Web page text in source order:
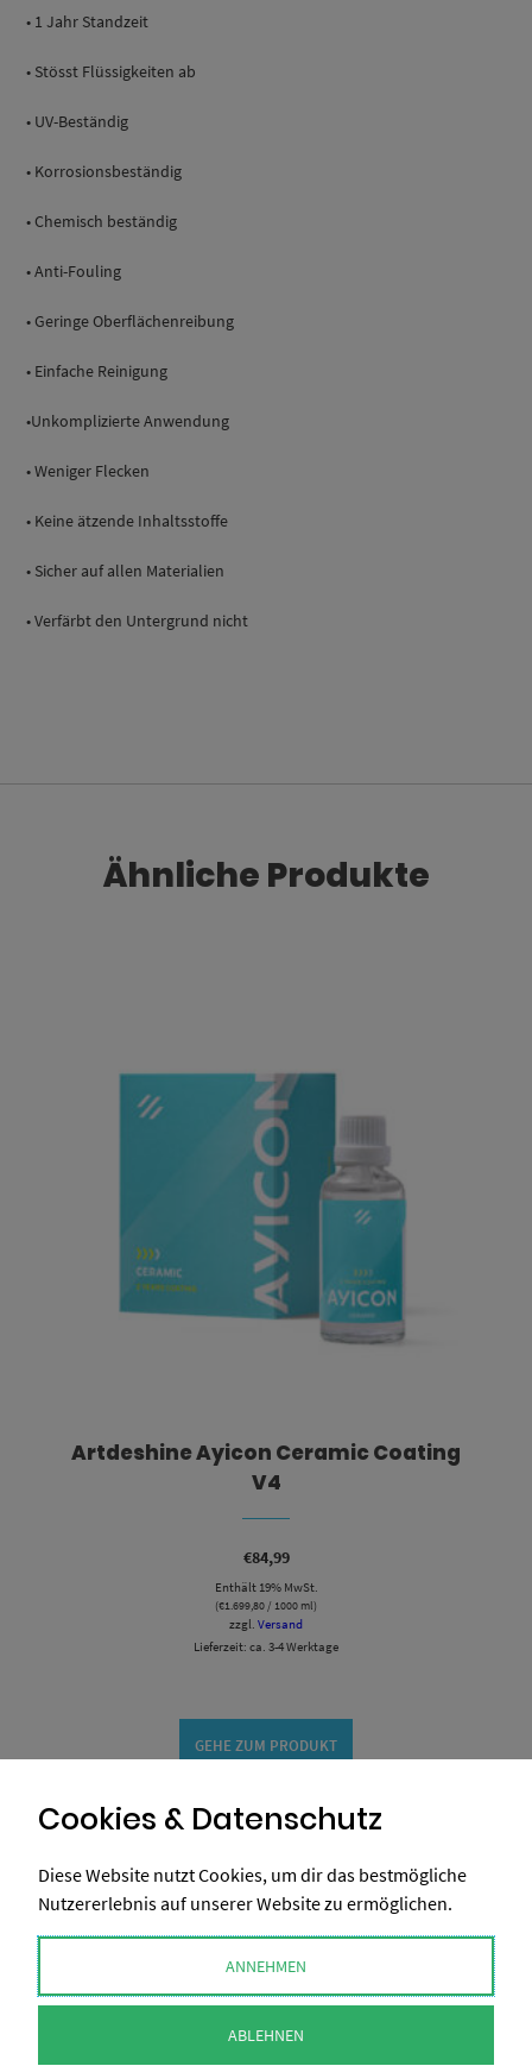
• 1 Jahr Standzeit
• Stösst Flüssigkeiten ab
• UV-Beständig
• Korrosionsbeständig
• Chemisch beständig
• Anti-Fouling
• Geringe Oberflächenreibung
• Einfache Reinigung
•Unkomplizierte Anwendung
• Weniger Flecken
• Keine ätzende Inhaltsstoffe
• Sicher auf allen Materialien
• Verfärbt den Untergrund nicht
Ähnliche Produkte
Artdeshine Ayicon Ceramic Coating
V4
€84,99
Enthält 19% MwSt.
(€1.699,80 / 1000 ml)
zzgl.Versand
Lieferzeit: ca. 3-4 Werktage
GEHE ZUM PRODUKT
Cookies & Datenschutz
Diese Website nutzt Cookies, um dir das bestmögliche
Nutzererlebnis auf unserer Website zu ermöglichen.
ANNEHMEN
ABLEHNEN